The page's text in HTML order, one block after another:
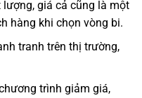
lượng, giá cả cũng là một
hàng khi chọn vòng bi.
tranh trên thị trường,
trình giảm giá,